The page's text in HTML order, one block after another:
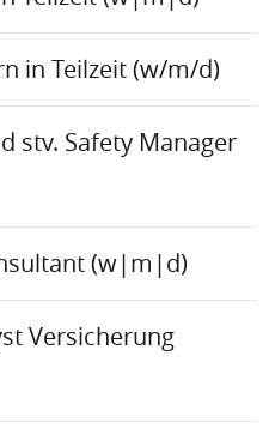
in Teilzeit (w/m/d)
stv. Safety Manager
(w|m|d)
Versicherung